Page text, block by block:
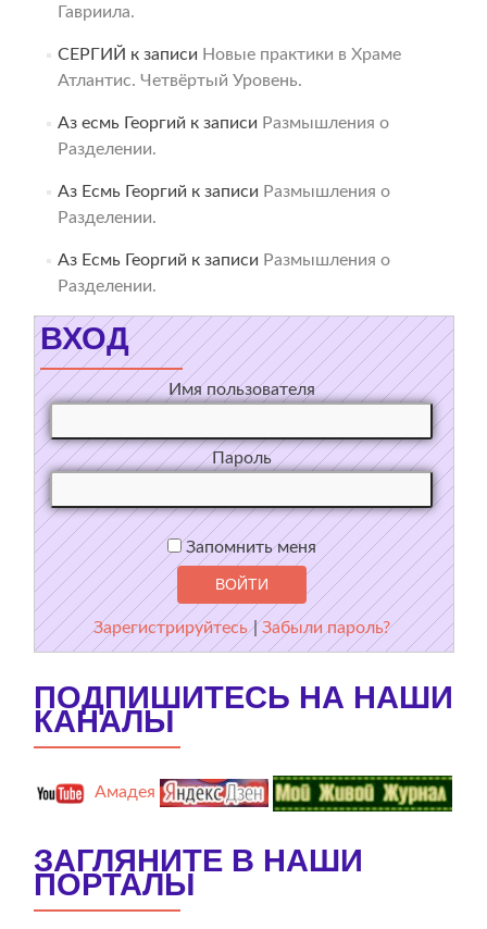
Гавриила.
СЕРГИЙ к записи Новые практики в Храме
Атлантис. Четвёртый Уровень.
Аз есмь Георгий к записи Размышления о
Разделении.
Аз Есмь Георгий к записи Размышления о
Разделении.
Аз Есмь Георгий к записи Размышления о
Разделении.
ВХОД
Имя пользователя
Пароль
Запомнить меня
Зарегистрируйтесь |Забыли пароль?
ПОДПИШИТЕСЬ НА НАШИ
КАНАЛЫ
Амадея
ЗАГЛЯНИТЕ В НАШИ
ПОРТАЛЫ